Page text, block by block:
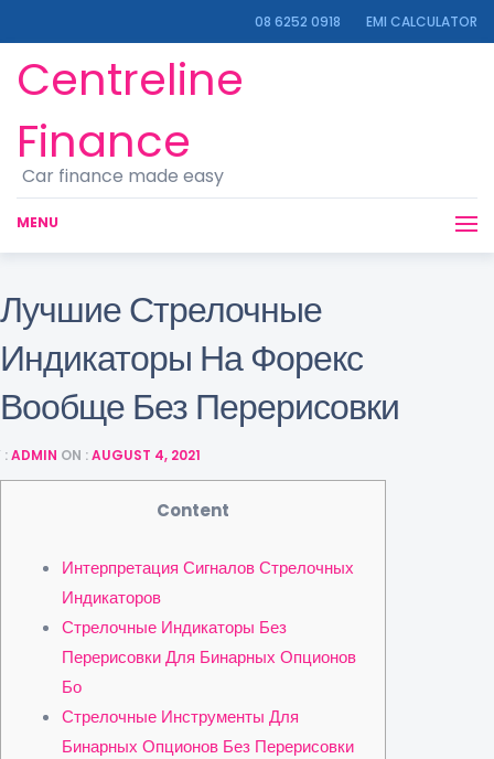
08 6252 0918 EMI CALCULATOR
Centreline
Finance
Car finance made easy
MENU
Лучшие Стрелочные
Индикаторы На Форекс
Вообще Без Перерисовки
:ADMIN ON :AUGUST 4, 2021
Content
Интерпретация Сигналов Стрелочных
Индикаторов
Стрелочные Индикаторы Без
Перерисовки Для Бинарных Опционов
Бо
Стрелочные Инструменты Для
Бинарных Опционов Без Перерисовки